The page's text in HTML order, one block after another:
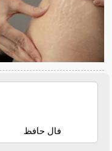
فال حافظ